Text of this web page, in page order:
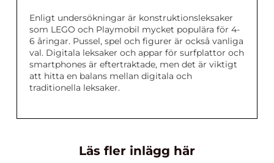
Enligt undersökningar är konstruktionsleksaker
som LEGO och Playmobil mycket populära för 4-
6 åringar. Pussel, spel och figurer är också vanliga
val. Digitala leksaker och appar för surfplattor och
smartphones är eftertraktade, men det är viktigt
att hitta en balans mellan digitala och
traditionella leksaker.
Läs fler inlägg här